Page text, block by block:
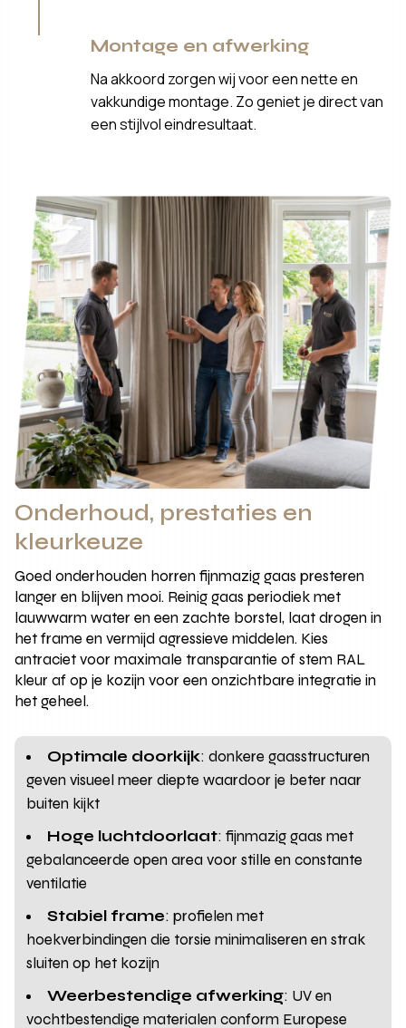
Montage en afwerking
Na akkoord zorgen wij voor een nette en
vakkundige montage. Zo geniet je direct van
een stijlvol eindresultaat.
Onderhoud, prestaties en
kleurkeuze
Goed onderhouden horren fijnmazig gaas presteren
langer en blijven mooi. Reinig gaas periodiek met
lauwwarm water en een zachte borstel, laat drogen in
het frame en vermijd agressieve middelen. Kies
antraciet voor maximale transparantie of stem RAL
kleur af op je kozijn voor een onzichtbare integratie in
het geheel.
Optimale doorkijk: donkere gaasstructuren
geven visueel meer diepte waardoor je beter naar
buiten kijkt
Hoge luchtdoorlaat: fijnmazig gaas met
gebalanceerde open area voor stille en constante
ventilatie
Stabiel frame: profielen met
hoekverbindingen die torsie minimaliseren en strak
sluiten op het kozijn
Weerbestendige afwerking: UV en
vochtbestendige materialen conform Europese